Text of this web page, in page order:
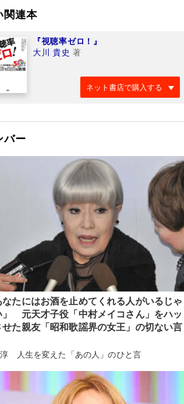
関連本
『視聴率ゼロ！』
大川 貴史 著
ネット書店で購入する
バー
なたにはお酒を止めてくれる人がいるじゃ
」 元天才子役「中村メイコさん」をハッ
せた親友「昭和歌謡界の女王」の切ない言
人生を変えた「あの人」のひと言